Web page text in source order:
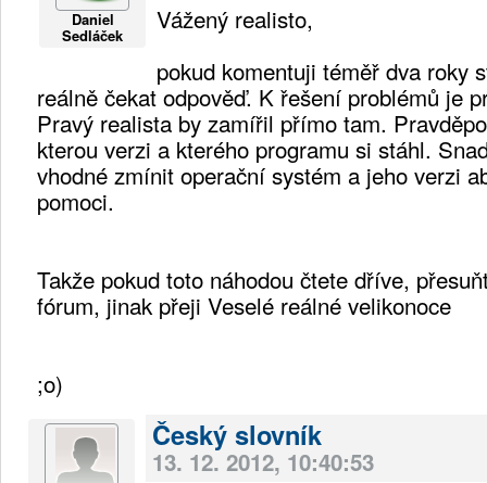
Daniel
Sedláček
Vážený realisto,
pokud komentuji téměř dva roky
reálně čekat odpověď. K řešení problémů je
Pravý realista by zamířil přímo tam.
kterou verzi a kterého programu si stáhl.
vhodné zmínit operační systém a jeho verzi
pomoci.
Takže pokud toto náhodou čtete dříve,
fórum, jinak přeji Veselé reálné velikonoce
;o)
Český slovník
13. 12. 2012, 10:40:53